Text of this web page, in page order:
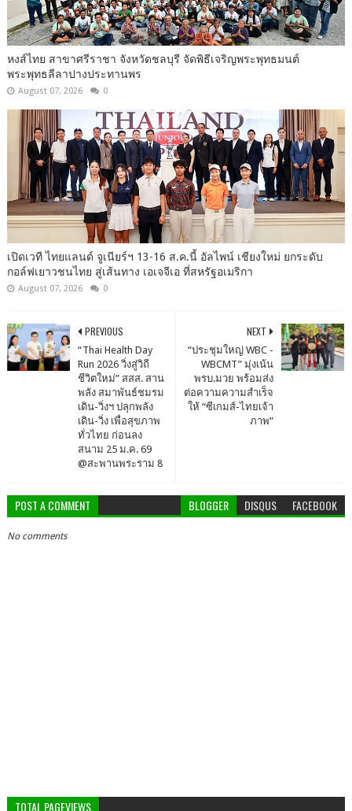
หงส์ไทย สาขาศรีราชา จังหวัดชลบุรี จัดพิธีเจริญพระพุทธมนต์
พระพุทธลีลาปางประทานพร
August 07, 2026 0
เปิดเวที ไทยแลนด์ จูเนียร์ฯ 13-16 ส.ค.นี้ อัลไพน์ เชียงใหม่ ยกระดับ
กอล์ฟเยาวชนไทย สู่เส้นทาง เอเจจีเอ ที่สหรัฐอเมริกา
August 07, 2026 0
NEXT
“ประชุมใหญ่ WBC -
WBCMT” มุ่งเน้น
พรบ.มวย พร้อมส่ง
ต่อความความสำเร็จ
ให้ “ซีเกมส์-ไทยเจ้า
ภาพ”
PREVIOUS
“Thai Health Day
Run 2026 วิ่งสู่วิถี
ชีวิตใหม่” สสส. สาน
พลัง สมาพันธ์ชมรม
เดิน-วิ่งฯ ปลุกพลัง
เดิน-วิ่ง เพื่อสุขภาพ
ทั่วไทย ก่อนลง
สนาม 25 ม.ค. 69
@สะพานพระราม 8
POST A COMMENT BLOGGER DISQUS FACEBOOK
No comments
TOTAL PAGEVIEWS